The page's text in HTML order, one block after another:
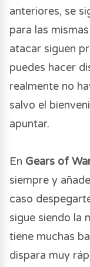
anteriores, se
para las
atacar siguen
puedes hacer
realmente no
salvo el
apuntar.
En Gears of
siempre y
caso
sigue siendo la
tiene muchas
dispara muy